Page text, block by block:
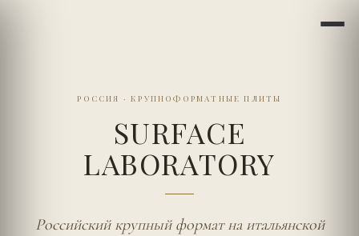
РОССИЯ ·КРУПНОФОРМАТНЫЕ ПЛИТЫ
SURFACE
LABORATORY
Российский крупный формат на итальянской